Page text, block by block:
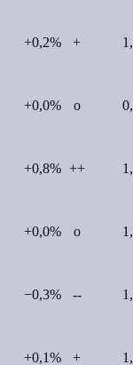
+0,2% +
+0,0% o
+0,8% ++
+0,0% o
−0,3% --
+0,1% +